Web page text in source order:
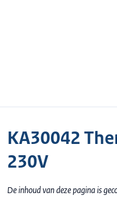
KA30042
230V
De inhoud van deze pagina is